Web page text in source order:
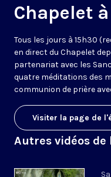
Chapelet
Tous les jours à 15h30
en direct du Chapelet
partenariat avec les
quatre méditations des
communion de prière
Visiter la page de
Autres vidéos de